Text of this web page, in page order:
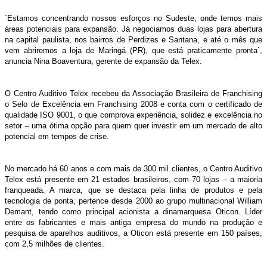
`Estamos concentrando nossos esforços no Sudeste, onde temos mais
áreas potenciais para expansão. Já negociamos duas lojas para abertura
na capital paulista, nos bairros de Perdizes e Santana, e até o mês que
vem abriremos a loja de Maringá (PR), que está praticamente pronta`,
anuncia Nina Boaventura, gerente de expansão da Telex.
O Centro Auditivo Telex recebeu da Associação Brasileira de Franchising
o Selo de Excelência em Franchising 2008 e conta com o certificado de
qualidade ISO 9001, o que comprova experiência, solidez e excelência no
setor – uma ótima opção para quem quer investir em um mercado de alto
potencial em tempos de crise.
No mercado há 60 anos e com mais de 300 mil clientes, o Centro Auditivo
Telex está presente em 21 estados brasileiros, com 70 lojas – a maioria
franqueada. A marca, que se destaca pela linha de produtos e pela
tecnologia de ponta, pertence desde 2000 ao grupo multinacional William
Demant, tendo como principal acionista a dinamarquesa Oticon. Líder
entre os fabricantes e mais antiga empresa do mundo na produção e
pesquisa de aparelhos auditivos, a Oticon está presente em 150 países,
com 2,5 milhões de clientes.